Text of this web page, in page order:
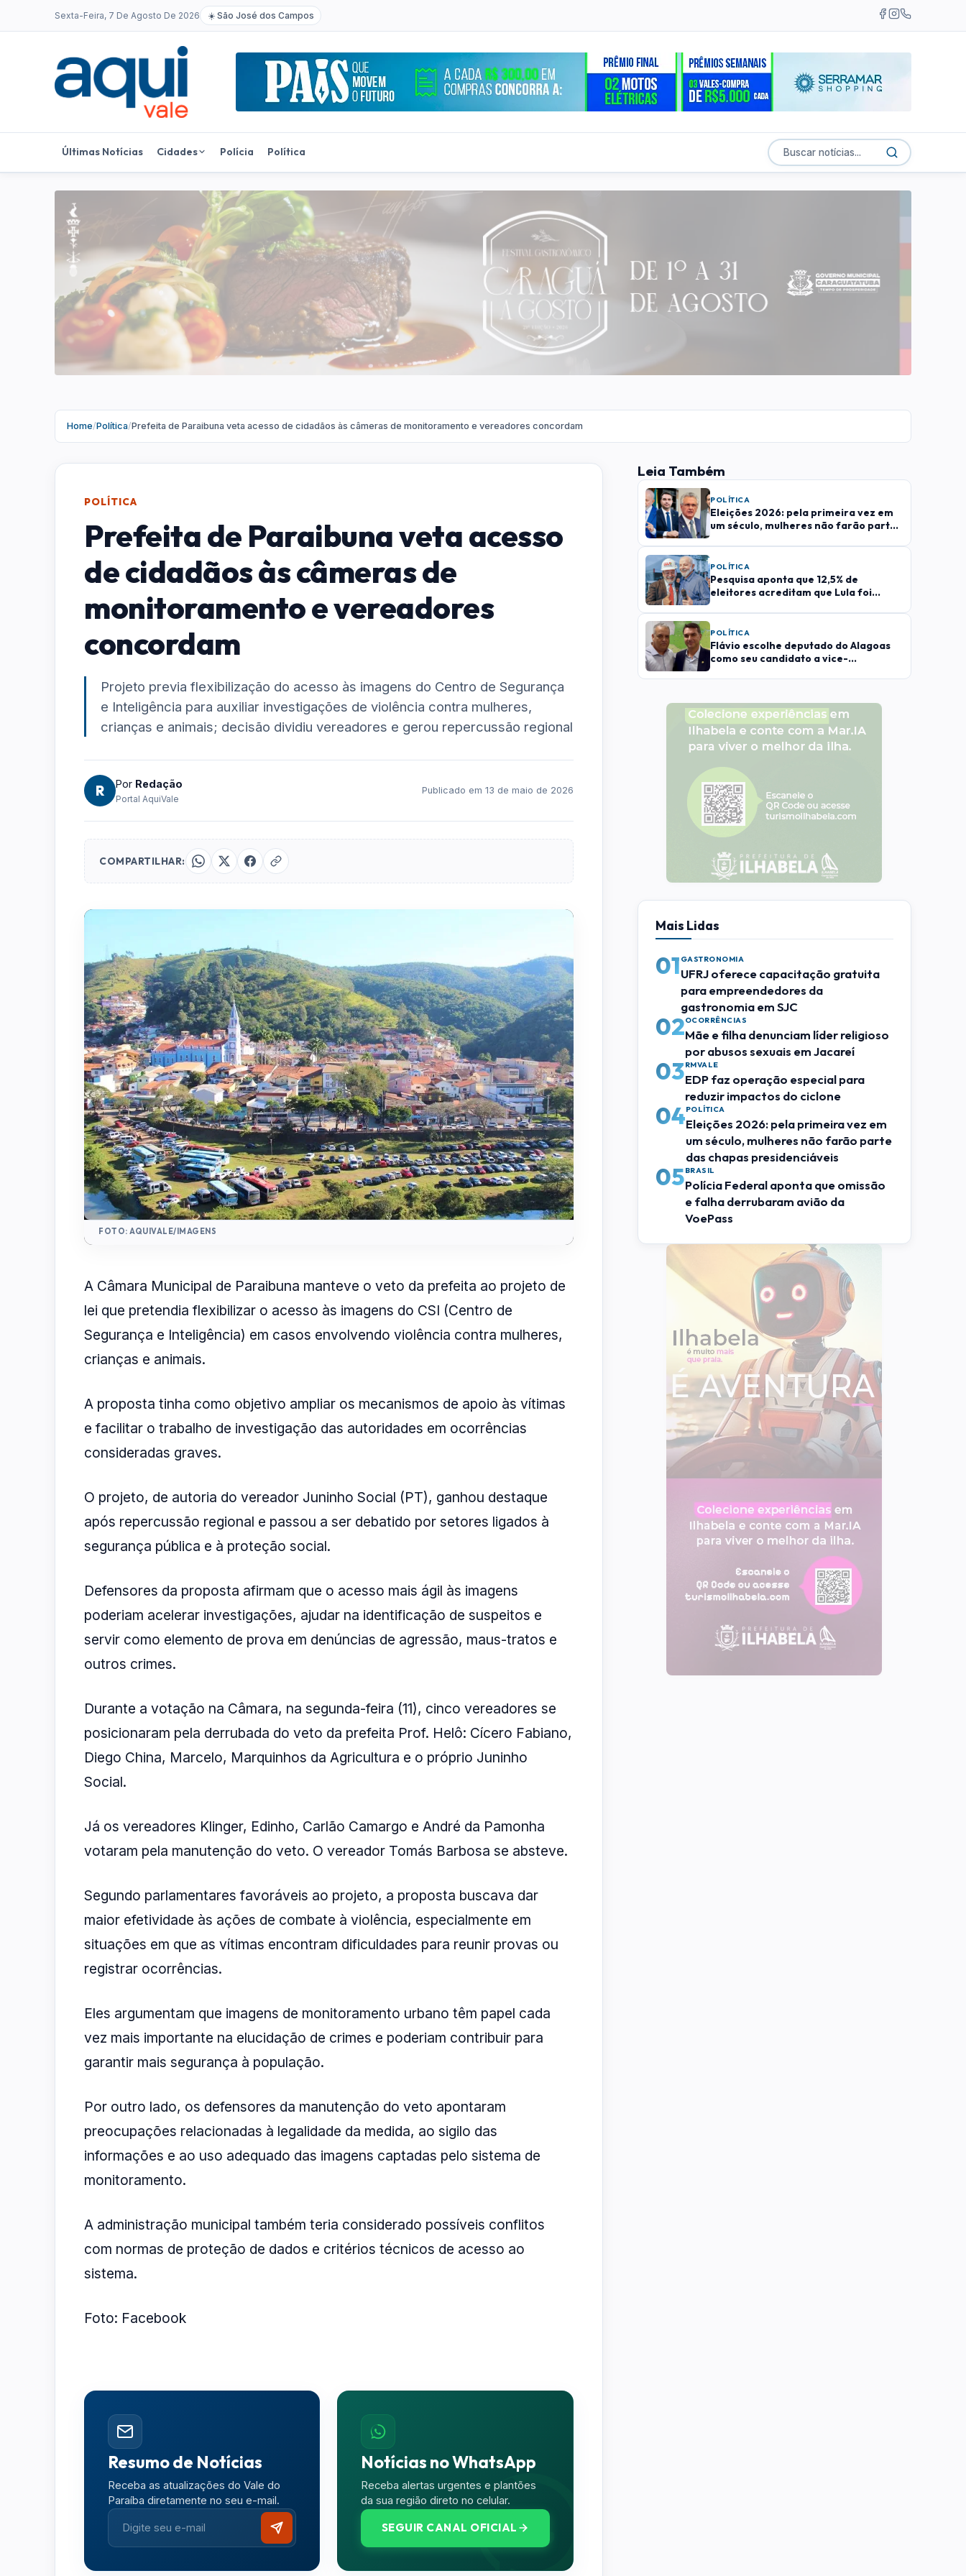
Sexta-Feira, 7 De Agosto De 2026 ☀️ São José dos Campos
Últimas Notícias Cidades Polícia Política
Home/Política/Prefeita de Paraibuna veta acesso de cidadãos às câmeras de monitoramento e vereadores concordam
POLÍTICA
Prefeita de Paraibuna veta acesso
de cidadãos às câmeras de
monitoramento e vereadores
concordam
Projeto previa flexibilização do acesso às imagens do Centro de Segurança
e Inteligência para auxiliar investigações de violência contra mulheres,
crianças e animais; decisão dividiu vereadores e gerou repercussão regional
R Por Redação
Portal AquiVale
Publicado em 13 de maio de 2026
COMPARTILHAR:
FOTO: AQUIVALE/IMAGENS
A Câmara Municipal de Paraibuna manteve o veto da prefeita ao projeto de
lei que pretendia flexibilizar o acesso às imagens do CSI (Centro de
Segurança e Inteligência) em casos envolvendo violência contra mulheres,
crianças e animais.
A proposta tinha como objetivo ampliar os mecanismos de apoio às vítimas
e facilitar o trabalho de investigação das autoridades em ocorrências
consideradas graves.
O projeto, de autoria do vereador Juninho Social (PT), ganhou destaque
após repercussão regional e passou a ser debatido por setores ligados à
segurança pública e à proteção social.
Defensores da proposta afirmam que o acesso mais ágil às imagens
poderiam acelerar investigações, ajudar na identificação de suspeitos e
servir como elemento de prova em denúncias de agressão, maus-tratos e
outros crimes.
Durante a votação na Câmara, na segunda-feira (11), cinco vereadores se
posicionaram pela derrubada do veto da prefeita Prof. Helô: Cícero Fabiano,
Diego China, Marcelo, Marquinhos da Agricultura e o próprio Juninho
Social.
Já os vereadores Klinger, Edinho, Carlão Camargo e André da Pamonha
votaram pela manutenção do veto. O vereador Tomás Barbosa se absteve.
Segundo parlamentares favoráveis ao projeto, a proposta buscava dar
maior efetividade às ações de combate à violência, especialmente em
situações em que as vítimas encontram dificuldades para reunir provas ou
registrar ocorrências.
Eles argumentam que imagens de monitoramento urbano têm papel cada
vez mais importante na elucidação de crimes e poderiam contribuir para
garantir mais segurança à população.
Por outro lado, os defensores da manutenção do veto apontaram
preocupações relacionadas à legalidade da medida, ao sigilo das
informações e ao uso adequado das imagens captadas pelo sistema de
monitoramento.
A administração municipal também teria considerado possíveis conflitos
com normas de proteção de dados e critérios técnicos de acesso ao
sistema.
Foto: Facebook
Resumo de Notícias
Receba as atualizações do Vale do
Paraíba diretamente no seu e-mail.
Notícias no WhatsApp
Receba alertas urgentes e plantões
da sua região direto no celular.
SEGUIR CANAL OFICIAL
Leia Também
POLÍTICA
Eleições 2026: pela primeira vez em
um século, mulheres não farão parte
POLÍTICA
Pesquisa aponta que 12,5% de
eleitores acreditam que Lula foi
POLÍTICA
Flávio escolhe deputado do Alagoas
como seu candidato a vice-
Mais Lidas
01 GASTRONOMIA
UFRJ oferece capacitação gratuita
para empreendedores da
gastronomia em SJC
02OCORRÊNCIAS
Mãe e filha denunciam líder religioso
por abusos sexuais em Jacareí
03RMVALE
EDP faz operação especial para
reduzir impactos do ciclone
04POLÍTICA
Eleições 2026: pela primeira vez em
um século, mulheres não farão parte
das chapas presidenciáveis
05BRASIL
Polícia Federal aponta que omissão
e falha derrubaram avião da
VoePass